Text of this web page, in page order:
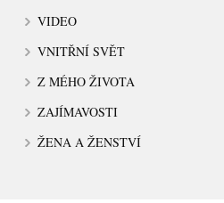
VIDEO
VNITŘNÍ SVĚT
Z MÉHO ŽIVOTA
ZAJÍMAVOSTI
ŽENA A ŽENSTVÍ